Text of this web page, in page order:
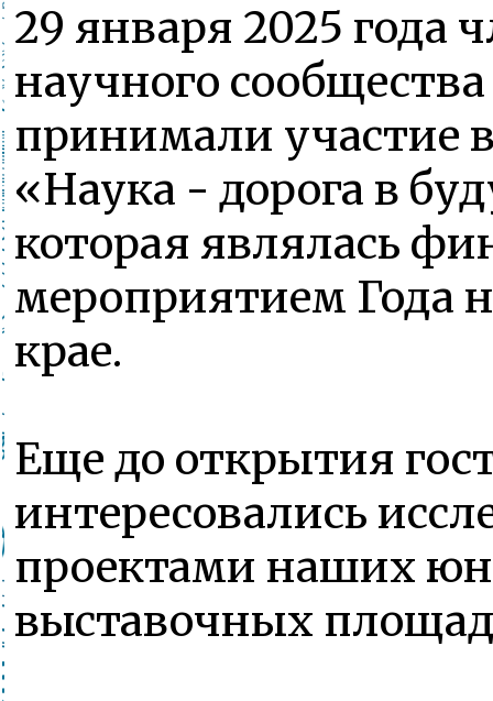
29 января 2025 года
научного
принимали участие
«Наука - дорога в
которая являлась
мероприятием Года
крае.
Еще до открытия
интересовались
проектами наших
выставочных